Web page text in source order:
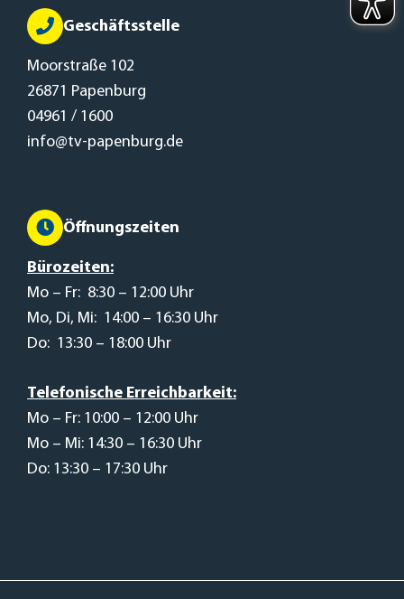
Geschäftsstelle
Moorstraße 102
26871 Papenburg
04961 / 1600
info@tv-papenburg.de
Öffnungszeiten
Bürozeiten:
Mo – Fr: 8:30 – 12:00 Uhr
Mo, Di, Mi: 14:00 – 16:30 Uhr
Do: 13:30 – 18:00 Uhr
Telefonische Erreichbarkeit:
Mo – Fr: 10:00 – 12:00 Uhr
Mo – Mi: 14:30 – 16:30 Uhr
Do: 13:30 – 17:30 Uhr